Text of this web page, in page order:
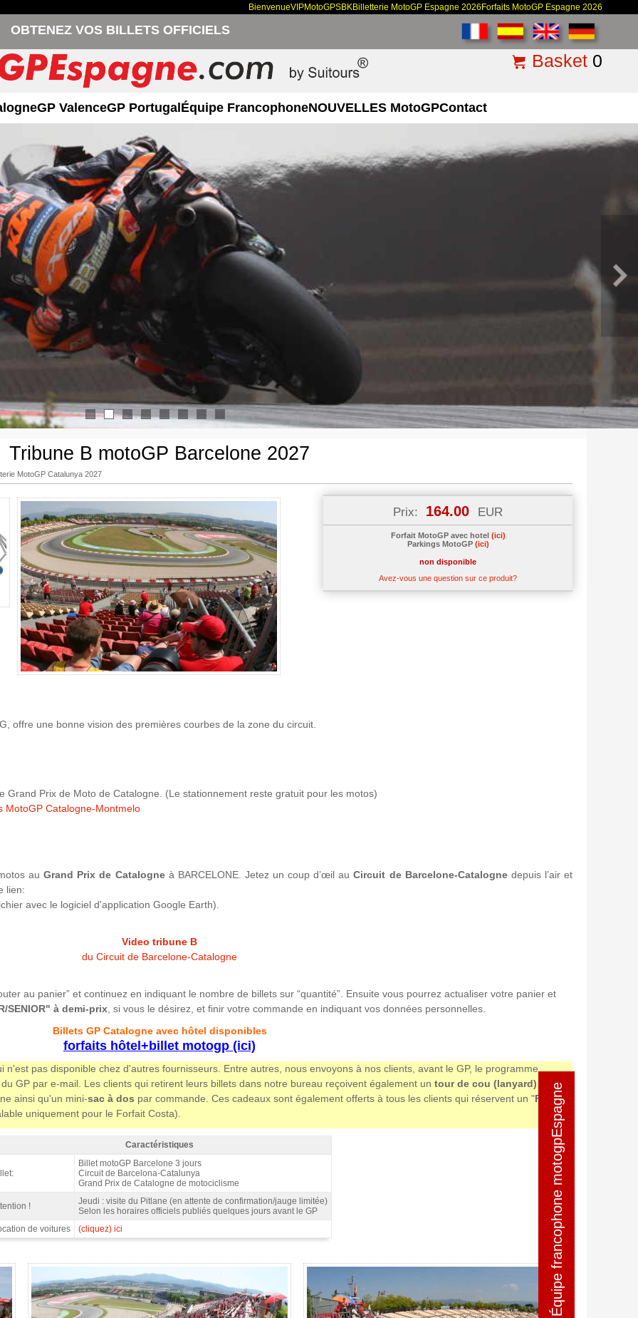
BienvenueVIPMotoGPSBKBilletterie MotoGP Espagne 2026 Forfaits MotoGP Espagne 2026
OBTENEZ VOS BILLETS OFFICIELS
Basket 0
GP ValenceGP PortugalÉquipe FrancophoneNOUVELLES MotoGPContact
1 3 4
Équipe francophone motogpEspagne
Équipe francophone motogpEspagne
Tribune B motoGP Barcelone 2027
MotoGP Catalunya 2027
Prix: 164.00 EUR
Forfait MotoGP avec hotel (ici)
Parkings MotoGP (ici)
non disponible
Avez-vous une question sur ce produit?
offre une bonne vision des premières courbes de la zone du circuit.
Grand Prix de Moto de Catalogne. (Le stationnement reste gratuit pour les motos)
MotoGP Catalogne-Montmelo
auGrand Prix de Catalogneà BARCELONE. Jetez un coup d’œil auCircuit de Barcelone-Catalognedepuis l’air et
lien:
avec le logiciel d'application Google Earth).
Video tribune B
du Circuit de Barcelone-Catalogne
au panier” et continuez en indiquant le nombre de billets sur “quantité”. Ensuite vous pourrez actualiser votre panier et
SENIOR" à demi-prix , si vous le désirez, et finir votre commande en indiquant vos données personnelles.
Billets GP Catalogne avec hôtel disponibles
forfaits hôtel+billet motogp (ici)
n'est pas disponible chez d'autres fournisseurs. Entre autres, nous envoyons à nos clients, avant le GP, le programme
GP par e-mail. Les clients qui retirent leurs billets dans notre bureau reçoivent également un tour de cou (lanyard) avec
ainsi qu'un mini-sac à dos par commande. Ces cadeaux sont également offerts à tous les clients qui réservent un "Forfait
uniquement pour le Forfait Costa).
B motoGP Barcelone 2027 - Caractéristiques
Caractéristiques
Billet motoGP Barcelone 3 jours
Circuit de Barcelona-Catalunya
Grand Prix de Catalogne de motociclisme
!
Jeudi : visite du Pitlane (en attente de confirmation/jauge limitée)
Selon les horaires officiels publiés quelques jours avant le GP
de voitures
(cliquez) ici